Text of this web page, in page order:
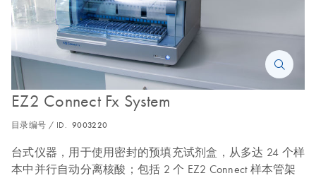
EZ2 Connect Fx System
目录编号 / ID. 9003220
台式仪器，用于使用密封的预填充试剂盒，从多达 24 个样
本中并行自动分离核酸；包括 2 个 EZ2 Connect 样本管架